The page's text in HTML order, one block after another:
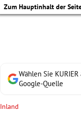
Zum Hauptinhalt der
Wählen Sie
Google-Quelle
Inland